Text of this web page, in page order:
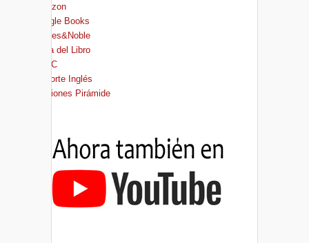
Amazon
Google Books
Barnes&Noble
Casa del Libro
FNAC
El Corte Inglés
Ediciones Pirámide